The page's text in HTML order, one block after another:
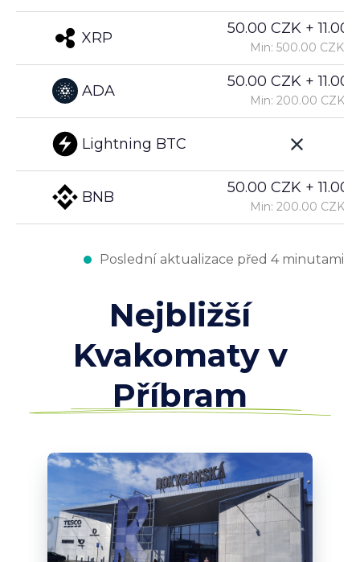
XRP
ADA
Lightning BTC
BNB
50.00 CZK +
Min: 500.00 CZK
50.00 CZK +
Min: 200.00 CZK
50.00 CZK +
Min: 200.00 CZK
Poslední aktualizace před 4 minutami
Nejbližší
Kvakomaty v
Příbram